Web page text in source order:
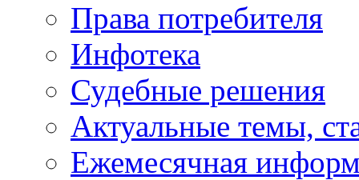
Права потребителя
Инфотека
Судебные решения
Актуальные темы,
Ежемесячная